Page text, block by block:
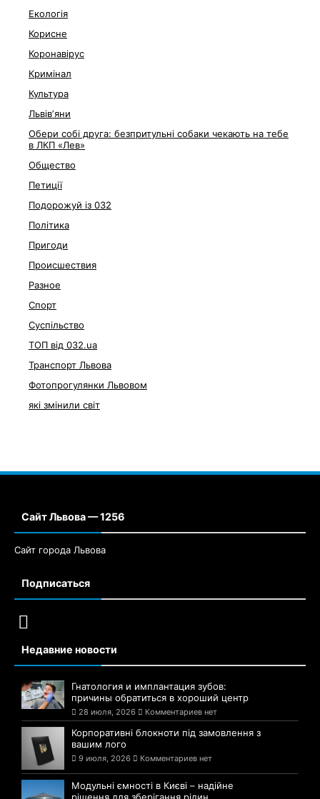
Екологія
Корисне
Коронавірус
Кримінал
Культура
Львівʼяни
Обери собі друга: безпритульні собаки чекають на тебе
в ЛКП «Лев»
Общество
Петиції
Подорожуй із 032
Політика
Пригоди
Происшествия
Разное
Спорт
Суспільство
ТОП від 032.ua
Транспорт Львова
Фотопрогулянки Львовом
які змінили світ
Сайт Львова — 1256
Сайт города Львова
Подписаться
Недавние новости
Гнатология и имплантация зубов:
причины обратиться в хороший центр
28 июля, 2026 Комментариев нет
Корпоративні блокноти під замовлення з
вашим лого
9 июля, 2026 Комментариев нет
Модульні ємності в Києві – надійне